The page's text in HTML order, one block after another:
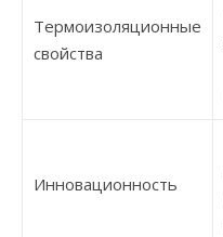
Термоизоляционные
свойства
Инновационность